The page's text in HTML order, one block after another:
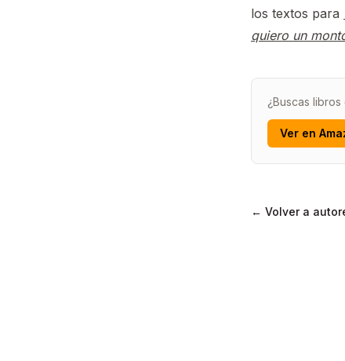
los textos para
quiero un
¿Buscas libros
Ver en
← Volver a